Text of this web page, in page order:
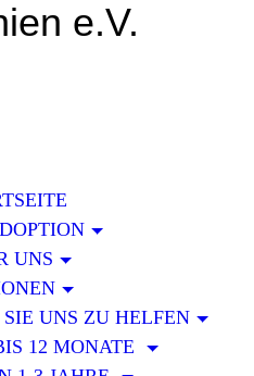
e.V.
UNS
UNS ZU HELFEN
12 MONATE